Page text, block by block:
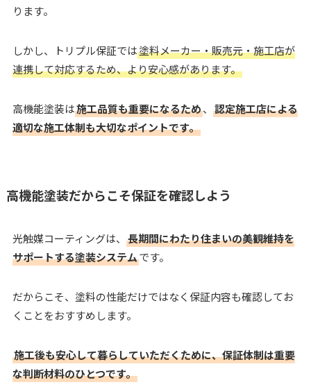
ります。
しかし、トリプル保証では塗料メーカー・販売元・施工店が
連携して対応するため、より安心感があります。
高機能塗装は施工品質も重要になるため、 認定施工店による
適切な施工体制も大切なポイントです。
高機能塗装だからこそ保証を確認しよう
光触媒コーティングは、 長期間にわたり住まいの美観維持を
サポートする塗装システムです。
だからこそ、塗料の性能だけではなく保証内容も確認してお
くことをおすすめします。
施工後も安心して暮らしていただくために、保証体制は重要
な判断材料のひとつです。